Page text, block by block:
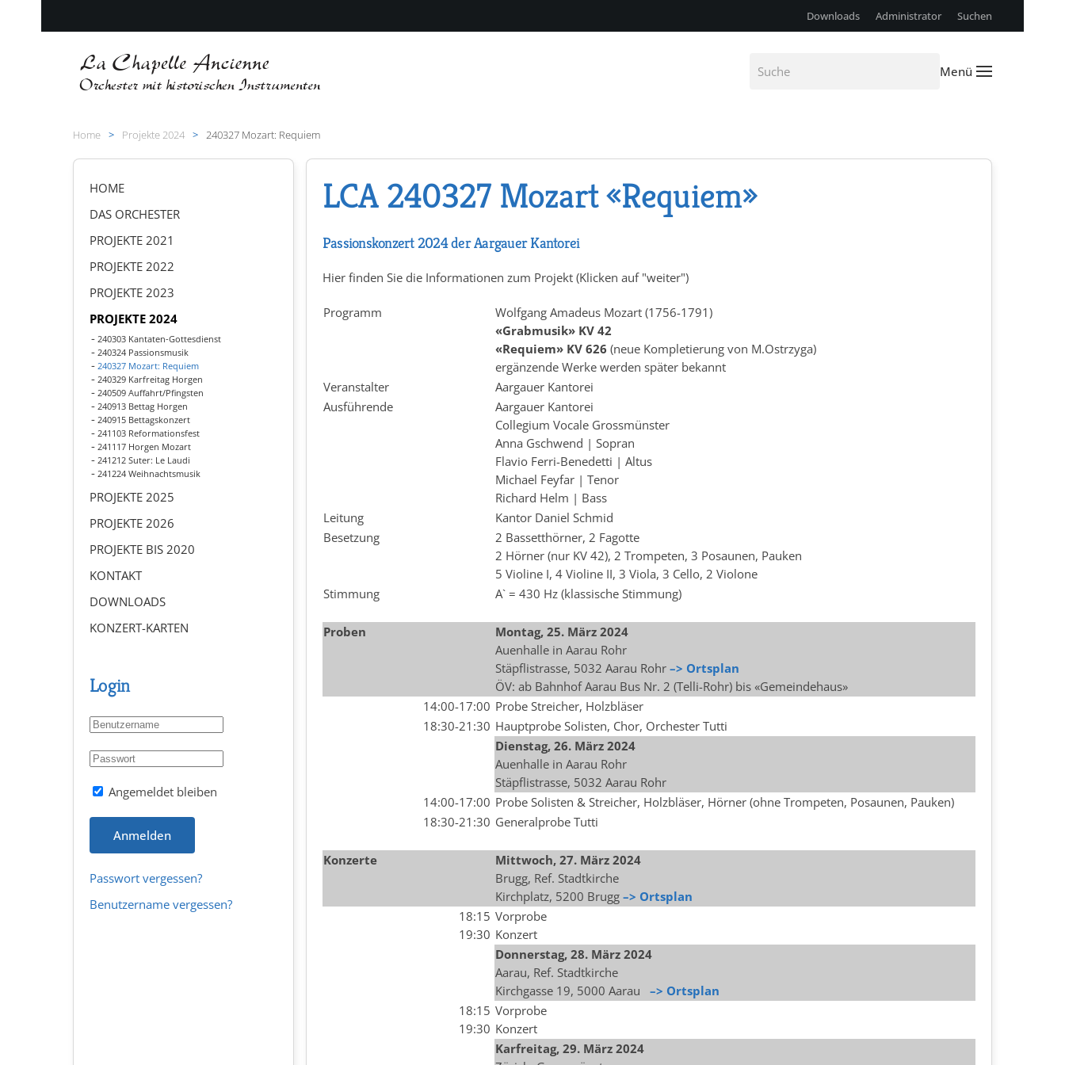
Downloads Administrator Suchen
Menü
Home Projekte 2024 240327 Mozart: Requiem
LCA 240327 Mozart «Requiem»
Passionskonzert 2024 der Aargauer Kantorei
Hier finden Sie die Informationen zum Projekt (Klicken auf "weiter")
Programm
Wolfgang Amadeus Mozart (1756-1791)
«Grabmusik» KV 42
«Requiem» KV 626 (neue Kompletierung von M.Ostrzyga)
ergänzende Werke werden später bekannt
Veranstalter
Aargauer Kantorei
Ausführende
Aargauer Kantorei
Collegium Vocale Grossmünster
Anna Gschwend | Sopran
Flavio Ferri-Benedetti | Altus
Michael Feyfar | Tenor
Richard Helm | Bass
Leitung
Kantor Daniel Schmid
Besetzung
2 Bassetthörner, 2 Fagotte
2 Hörner (nur KV 42), 2 Trompeten, 3 Posaunen, Pauken
5 Violine I, 4 Violine II, 3 Viola, 3 Cello, 2 Violone
Stimmung
A` = 430 Hz (klassische Stimmung)
Proben
Montag, 25. März 2024
Auenhalle in Aarau Rohr
Stäpflistrasse, 5032 Aarau Rohr –> Ortsplan
ÖV: ab Bahnhof Aarau Bus Nr. 2 (Telli-Rohr) bis «Gemeindehaus»
14:00-17:00 Probe Streicher, Holzbläser
18:30-21:30 Hauptprobe Solisten, Chor, Orchester Tutti
Dienstag, 26. März2024
Auenhalle in Aarau Rohr
Stäpflistrasse, 5032 Aarau Rohr
14:00-17:00 Probe Solisten & Streicher, Holzbläser, Hörner (ohne Trompeten, Posaunen, Pauken)
18:30-21:30 Generalprobe Tutti
Konzerte Mittwoch, 27. März2024
Brugg, Ref. Stadtkirche
Kirchplatz, 5200 Brugg –> Ortsplan
18:15
19:30
Vorprobe
Konzert
Donnerstag, 28. März 2024
Aarau, Ref. Stadtkirche
Kirchgasse 19, 5000 Aarau –> Ortsplan
18:15
19:30
Vorprobe
Konzert
Karfreitag, 29. März 2024
HOME
DAS ORCHESTER
PROJEKTE 2021
PROJEKTE 2022
PROJEKTE 2023
PROJEKTE 2024
240303 Kantaten-Gottesdienst
240324 Passionsmusik
240327 Mozart: Requiem
240329 Karfreitag Horgen
240509 Auffahrt/Pfingsten
240913 Bettag Horgen
240915 Bettagskonzert
241103 Reformationsfest
241117 Horgen Mozart
241212 Suter: Le Laudi
241224 Weihnachtsmusik
PROJEKTE 2025
PROJEKTE 2026
PROJEKTE BIS 2020
KONTAKT
DOWNLOADS
KONZERT-KARTEN
Login
Angemeldet bleiben
Anmelden
Passwort vergessen?
Benutzername vergessen?